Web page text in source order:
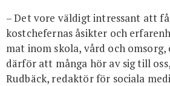
– Det vore väldigt intressant att
kostchefernas åsikter och
mat inom skola, vård och omsorg,
därför att många hör av sig till
Rudbäck, redaktör för sociala